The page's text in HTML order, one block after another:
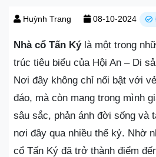
Huỳnh Trang 08-10-2024
Nhà cổ Tấn Kýlà một trong
trúc tiêu biểu của Hội An – Di
Nơi đây không chỉ nổi bật với
đáo, mà còn mang trong mình
sâu sắc, phản ánh đời sống và
nơi đây qua nhiều thế kỷ. Nhờ
cổ Tấn Ký đã trở thành điểm